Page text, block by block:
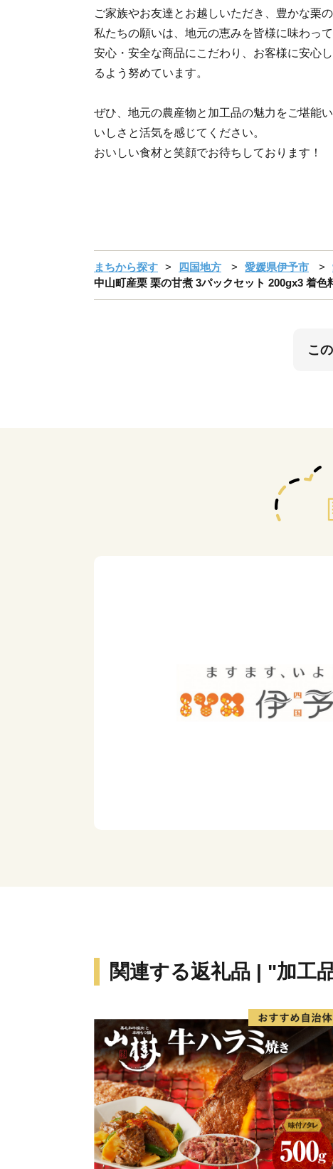
ご家族やお友達とお越しいただき、豊かな栗
私たちの願いは、地元の恵みを皆様に味わって
安心・安全な商品にこだわり、お客様に安心
るよう努めています。
ぜひ、地元の農産物と加工品の魅力をご堪能
いしさと活気を感じてください。
おいしい食材と笑顔でお待ちしております！
まちから探す 四国地方 愛媛県伊予市
中山町産栗 栗の甘煮 3パックセット 200gx3 着
こ
関連する返礼品 | "加工